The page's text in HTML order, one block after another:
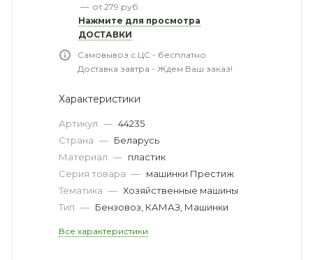
— от 279 руб.
Нажмите для просмотра
ДОСТАВКИ
Самовывоз с ЦС - бесплатно
Доставка завтра - Ждем Ваш заказ!
Характеристики
Артикул — 44235
Страна — Беларусь
Материал — пластик
Серия товара — машинки Престиж
Тематика — Хозяйственные машины
Тип — Бензовоз, КАМАЗ, Машинки
Все характеристики